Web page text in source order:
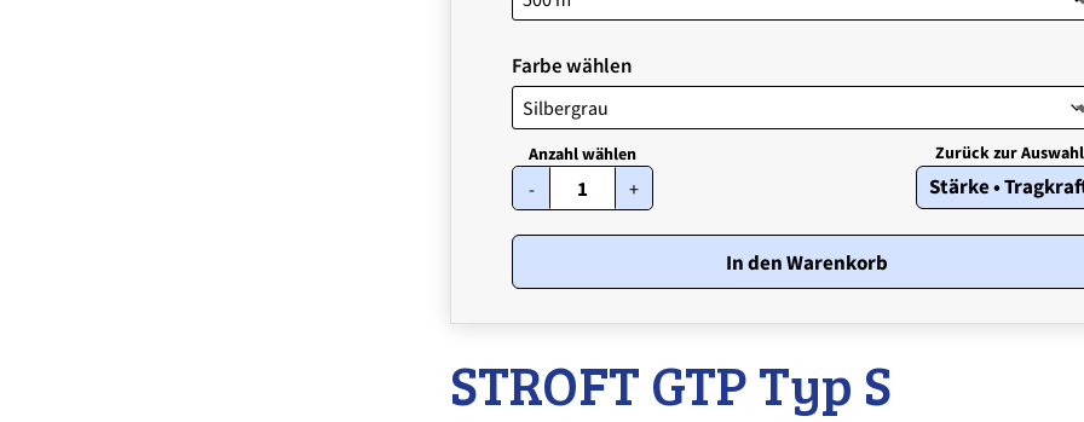
Farbe wählen
- STROFT
GTP
Typ
S
•
Menge
+ Stärke •
In den Warenkorb
STROFT GTP Typ S